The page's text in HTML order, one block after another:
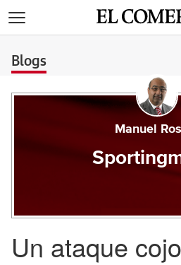
Blogs
Manuel
Un ataque cojo